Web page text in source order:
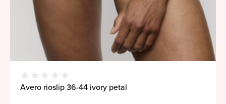
Avero rioslip 36-44 ivory petal